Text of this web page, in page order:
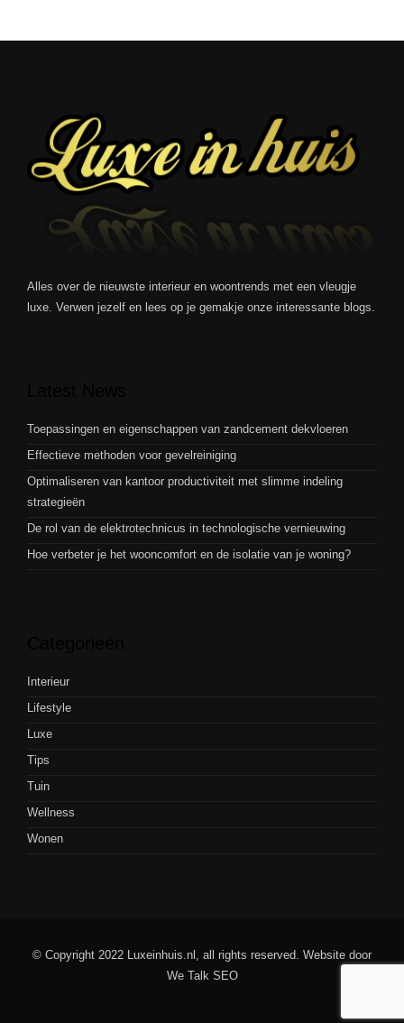
Alles over de nieuwste interieur en woontrends met een vleugje
luxe. Verwen jezelf en lees op je gemakje onze interessante blogs.
Toepassingen en eigenschappen van zandcement dekvloeren
Effectieve methoden voor gevelreiniging
Optimaliseren van kantoor productiviteit met slimme indeling
strategieën
De rol van de elektrotechnicus in technologische vernieuwing
Hoe verbeter je het wooncomfort en de isolatie van je woning?
Interieur
Lifestyle
Luxe
Tips
Tuin
Wellness
Wonen
© Copyright 2022 Luxeinhuis.nl, all rights reserved. Website door
We Talk SEO